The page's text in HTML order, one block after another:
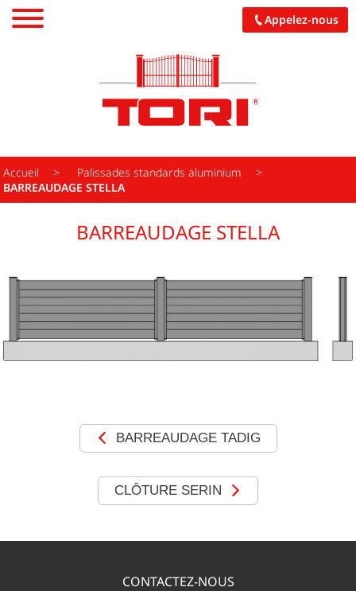
Appelez-nous
CARPORTS
PERGOLAS
GARAGES
PORCHES
CUISINES
Accueil
Palissades standards aluminium
BARREAUDAGE STELLA
BARREAUDAGE STELLA
BARREAUDAGE TADIG
CLÔTURE SERIN
CONTACTEZ-NOUS